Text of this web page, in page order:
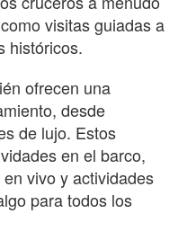
visitas guiadas a
históricos.
ofrecen una
desde
de lujo. Estos
en el barco,
vivo y actividades
para todos los